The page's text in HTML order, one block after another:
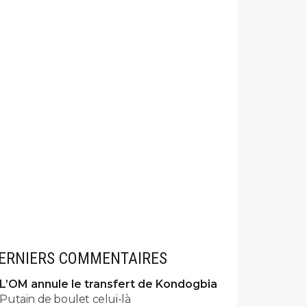
COMMENTAIRES
L’OM annule le transfert de Kondogbia
Putain de boulet celui-là